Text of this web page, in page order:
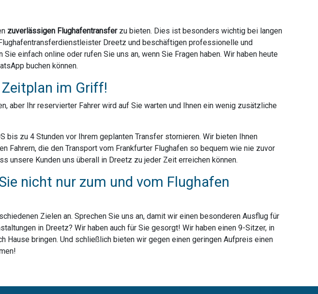
zuverlässigen Flughafentransferzu bieten. Dies ist besonders wichtig bei langen
Dreetz und beschäftigen professionelle und
einfach online oder rufen Sie uns an, wenn Sie Fragen haben. Wir haben heute
buchen können.
im Griff!
aber Ihr reservierter Fahrer wird auf Sie warten und Ihnen ein wenig zusätzliche
bis zu 4 Stunden vor Ihrem geplanten Transfer stornieren. Wir bieten Ihnen
Fahrern, die den Transport vom Frankfurter Flughafen so bequem wie nie zuvor
unsere Kunden uns überall in Dreetz zu jeder Zeit erreichen können.
nicht nur zum und vom Flughafen
Zielen an. Sprechen Sie uns an, damit wir einen besonderen Ausflug für
in Dreetz? Wir haben auch für Sie gesorgt! Wir haben einen 9-Sitzer, in
Hause bringen. Und schließlich bieten wir gegen einen geringen Aufpreis einen